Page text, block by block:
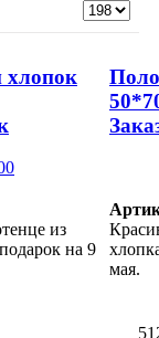
хлопок
из
на 9
мая.